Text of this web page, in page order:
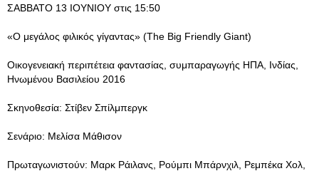
ΣΑΒΒΑΤΟ 13 ΙΟΥΝΙΟΥ στις 15:50
«Ο μεγάλος φιλικός γίγαντας» (The Big Friendly Giant)
Οικογενειακή περιπέτεια φαντασίας, συμπαραγωγής ΗΠΑ, Ινδίας,
Ηνωμένου Βασιλείου 2016
Σκηνοθεσία: Στίβεν Σπίλμπεργκ
Σενάριο: Μελίσα Μάθισον
Πρωταγωνιστούν: Μαρκ Ράιλανς, Ρούμπι Μπάρνχιλ, Ρεμπέκα Χολ,